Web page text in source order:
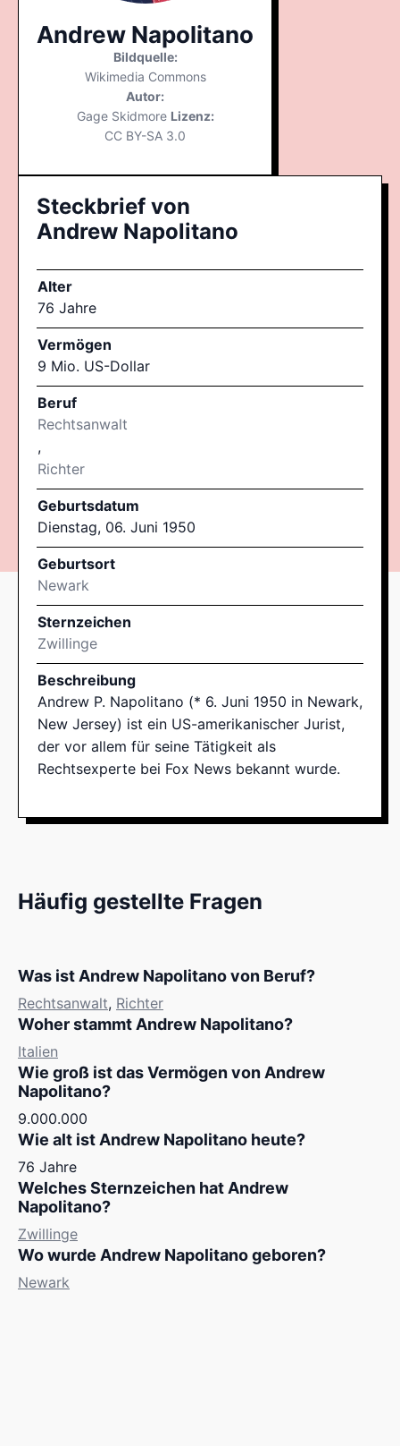
Andrew Napolitano
Bildquelle:
Wikimedia Commons
Autor:
Gage Skidmore Lizenz:
CC BY-SA 3.0
Steckbrief von
Andrew Napolitano
Alter
76 Jahre
Vermögen
9 Mio. US-Dollar
Beruf
Rechtsanwalt
,
Richter
Geburtsdatum
Dienstag, 06. Juni 1950
Geburtsort
Newark
Sternzeichen
Zwillinge
Beschreibung
Andrew P. Napolitano (* 6. Juni 1950 in Newark,
New Jersey) ist ein US-amerikanischer Jurist,
der vor allem für seine Tätigkeit als
Rechtsexperte bei Fox News bekannt wurde.
Häufig gestellte Fragen
Was ist Andrew Napolitano von Beruf?
Rechtsanwalt, Richter
Woher stammt Andrew Napolitano?
Italien
Wie groß ist das Vermögen von Andrew
Napolitano?
9.000.000
Wie alt ist Andrew Napolitano heute?
76 Jahre
Welches Sternzeichen hat Andrew
Napolitano?
Zwillinge
Wo wurde Andrew Napolitano geboren?
Newark